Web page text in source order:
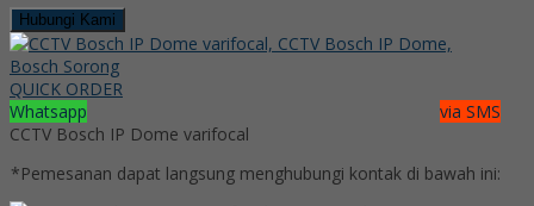
Hubungi Kami
QUICK ORDER
Whatsapp
via SMS
CCTV Bosch IP Dome varifocal
*Pemesanan dapat langsung menghubungi kontak di bawah ini: